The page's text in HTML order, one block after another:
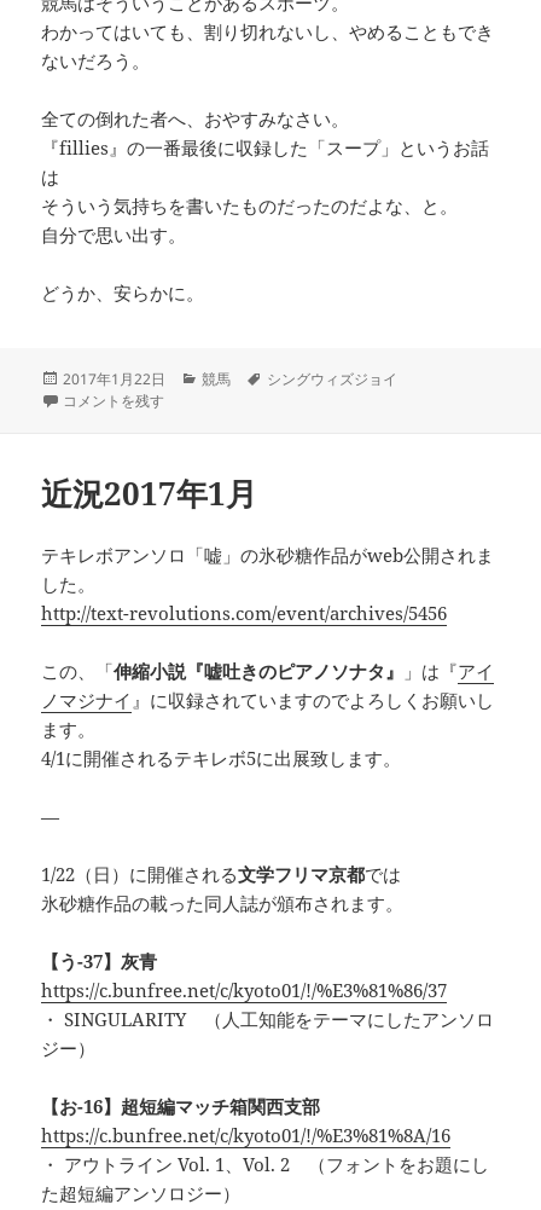
わかってはいても、割り切れないし、やめることもでき
ないだろう。
全ての倒れた者へ、おやすみなさい。
『fillies』の一番最後に収録した「スープ」というお話
は
そういう気持ちを書いたものだったのだよな、と。
自分で思い出す。
どうか、安らかに。
投
稿
2017年1月22日
カ
競馬
タ
シングウィズジョイ
全ての倒れた者へ、おやすみなさい に
コメントを残す
近況2017年1月
テキレボアンソロ「嘘」の氷砂糖作品がweb公開されま
した。
http://text-revolutions.com/event/archives/5456
この、「伸縮小説『嘘吐きのピアノソナタ』 」は『アイ
ノマジナイ 』に収録されていますのでよろしくお願いし
ます。
4/1に開催されるテキレボ5に出展致します。
—
1/22（日）に開催される文学フリマ京都では
氷砂糖作品の載った同人誌が頒布されます。
【う-37】灰青
https://c.bunfree.net/c/kyoto01/!/%E3%81%86/37
・ SINGULARITY （人工知能をテーマにしたアンソロ
ジー）
【お-16】超短編マッチ箱関西支部
https://c.bunfree.net/c/kyoto01/!/%E3%81%8A/16
・ アウトライン Vol. 1、Vol. 2 （フォントをお題にし
た超短編アンソロジー）